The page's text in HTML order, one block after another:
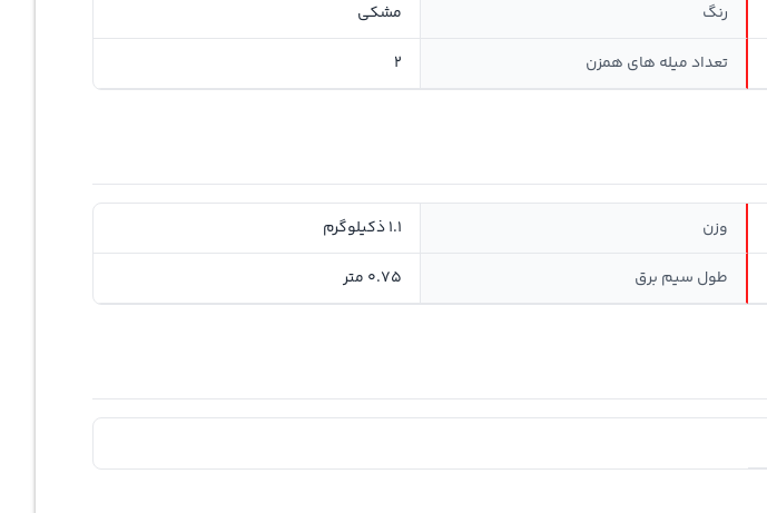
رنگ مشکی
تعداد میله های همزن 2
وزن 1.1 ذکیلوگرم
طول سیم برق 0.75 متر